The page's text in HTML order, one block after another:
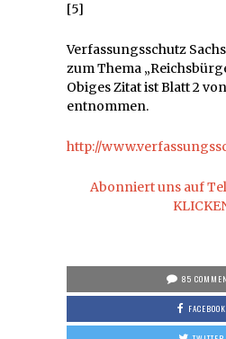
[5]
Verfassungsschutz
zum Thema
Obiges Zitat ist Blatt 2
entnommen.
http://
Abonniert uns auf
85
FACEBOOK